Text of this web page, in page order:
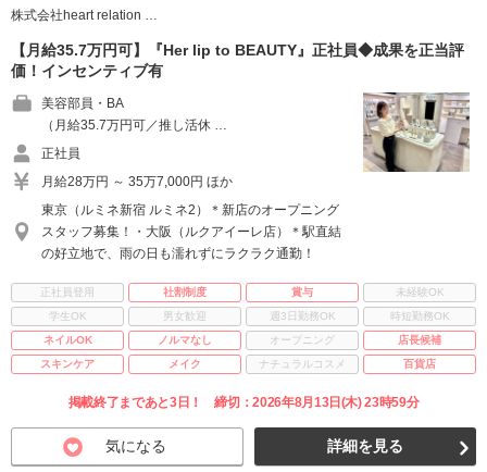
株式会社heart relation …
【月給35.7万円可】『Her lip to BEAUTY』正社員◆成果を正当評
価！インセンティブ有
美容部員・BA
（月給35.7万円可／推し活休 …
正社員
月給28万円 ～ 35万7,000円 ほか
東京（ルミネ新宿 ルミネ2）＊新店のオープニング
スタッフ募集！・大阪（ルクアイーレ店）＊駅直結
の好立地で、雨の日も濡れずにラクラク通勤！
正社員登用 社割制度 賞与
未経験OK
学生OK
男女歓迎 週3日勤務OK
時短勤務OK
ネイルOK
ノルマなし オープニング
店長候補
スキンケア
メイク ナチュラルコスメ 百貨店
掲載終了まであと3日！ 締切：2026年8月13日(木) 23時59分
気になる 詳細を見る